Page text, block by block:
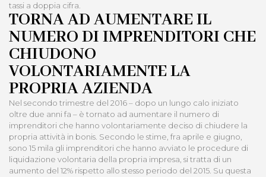
tassi a doppia cifra.
TORNA AD AUMENTARE IL
NUMERO DI IMPRENDITORI CHE
CHIUDONO
VOLONTARIAMENTE LA
PROPRIA AZIENDA
Nel secondo trimestre del 2016 – dopo un lungo calo iniziato
oltre due anni fa – è tornato ad aumentare il numero di
imprenditori che hanno volontariamente deciso di chiudere la
propria attività in bonis. Secondo le stime, fra aprile e giugno,
sono 15 mila gli imprenditori che hanno avviato le procedure di
liquidazione volontaria della propria impresa, si tratta di un
aumento del 12% rispetto allo stesso periodo del 2015. Su questa